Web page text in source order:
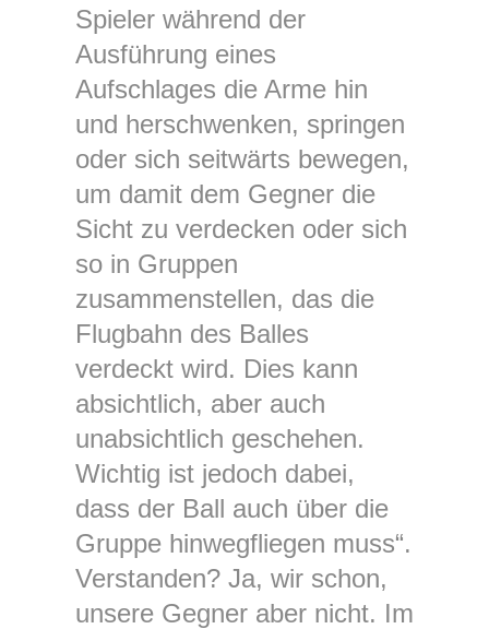
Spieler während der
Ausführung eines
Aufschlages die Arme hin
und herschwenken, springen
oder sich seitwärts bewegen,
um damit dem Gegner die
Sicht zu verdecken oder sich
so in Gruppen
zusammenstellen, das die
Flugbahn des Balles
verdeckt wird. Dies kann
absichtlich, aber auch
unabsichtlich geschehen.
Wichtig ist jedoch dabei,
dass der Ball auch über die
Gruppe hinwegfliegen muss“.
Verstanden? Ja, wir schon,
unsere Gegner aber nicht. Im